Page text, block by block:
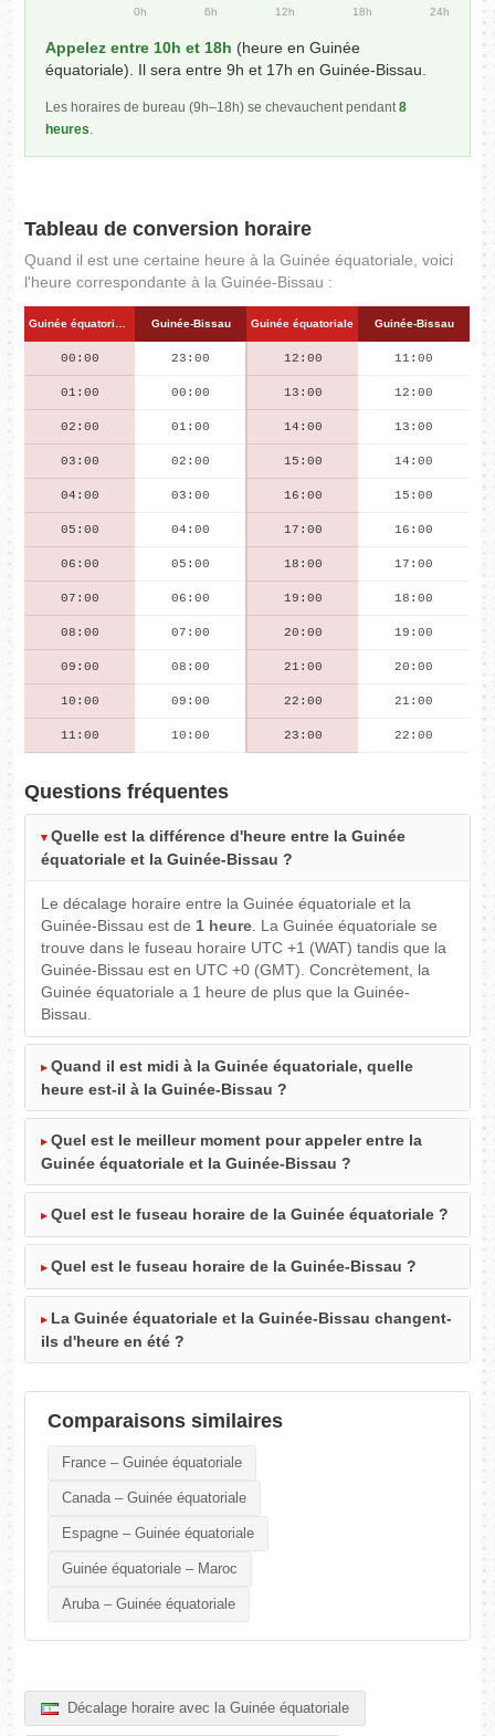
0h 6h 12h 18h 24h
Appelez entre 10h et 18h (heure en Guinée
équatoriale). Il sera entre 9h et 17h en Guinée-Bissau.
Les horaires de bureau (9h–18h) se chevauchent pendant8
heures.
Tableau de conversion horaire
Quand il est une certaine heure à la Guinée équatoriale, voici
l'heure correspondante à la Guinée-Bissau :
Guinée équatoriale Guinée-Bissau Guinée équatoriale Guinée-Bissau
00:00 23:00 12:00 11:00
01:00 00:00 13:00 12:00
02:00 01:00 14:00 13:00
03:00 02:00 15:00 14:00
04:00 03:00 16:00 15:00
05:00 04:00 17:00 16:00
06:00 05:00 18:00 17:00
07:00 06:00 19:00 18:00
08:00 07:00 20:00 19:00
09:00 08:00 21:00 20:00
10:00 09:00 22:00 21:00
11:00 10:00 23:00 22:00
Questions fréquentes
Quelle est la différence d'heure entre la Guinée
équatoriale et la Guinée-Bissau ?
Le décalage horaire entre la Guinée équatoriale et la
Guinée-Bissau est de 1 heure. La Guinée équatoriale se
trouve dans le fuseau horaire UTC +1 (WAT) tandis que la
Guinée-Bissau est en UTC +0 (GMT). Concrètement, la
Guinée équatoriale a 1 heure de plus que la Guinée-
Bissau.
Quand il est midi à la Guinée équatoriale, quelle
heure est-il à la Guinée-Bissau ?
Quel est le meilleur moment pour appeler entre la
Guinée équatoriale et la Guinée-Bissau ?
Quel est le fuseau horaire de la Guinée équatoriale ?
Quel est le fuseau horaire de la Guinée-Bissau ?
La Guinée équatoriale et la Guinée-Bissau changent-
ils d'heure en été ?
Comparaisons similaires
France – Guinée équatoriale
Canada – Guinée équatoriale
Espagne – Guinée équatoriale
Guinée équatoriale – Maroc
Aruba – Guinée équatoriale
Décalage horaire avec la Guinée équatoriale